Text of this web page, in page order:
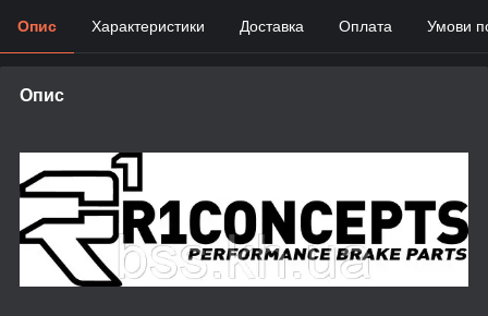
Опис Характеристики Доставка Оплата Умови
Опис